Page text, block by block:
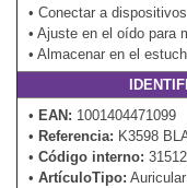
• Conectar a
• Ajuste en el oído para
• Almacenar en el
• EAN: 1001404471099
• Referencia: K3598
• Código interno:
• ArtículoTipo: